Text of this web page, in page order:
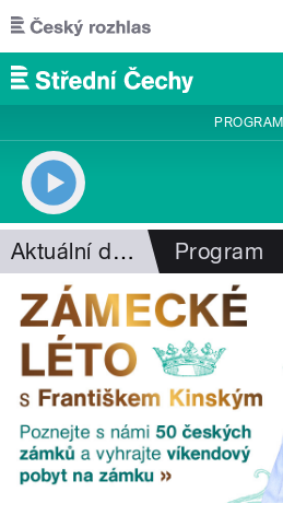
Přejít k hlavnímu obsahu
PROGRAM
Aktuální dění Program